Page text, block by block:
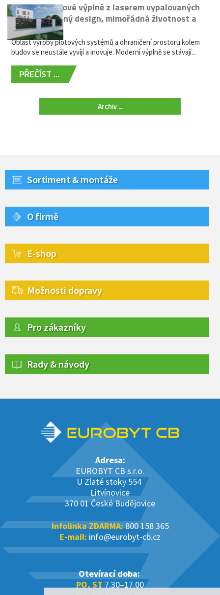
Moderní plotové výplně z laserem vypalovaných
kovů: výjimečný design, mimořádná životnost a
žádná údržba
Oblast výroby plotových systémů a ohraničení prostoru kolem
budov se neustále vyvíjí a inovuje. Moderní výplně se stávají...
PŘEČÍST ...
Archiv ...
Sortiment & montáže
O firmě
E-shop
Možnosti dopravy
Pro zákazníky
Rady & návody
Adresa:
EUROBYT CB s.r.o.
U Zlaté stoky 554
Litvínovice
370 01 České Budějovice
Infolinka ZDARMA:800 158 365
E-mail: info@eurobyt-cb.cz
Otevírací doba:
PO, ST 7.30–17.00